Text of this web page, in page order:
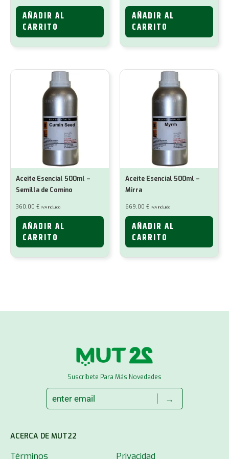
AÑADIR AL
CARRITO
AÑADIR AL
CARRITO
Aceite Esencial 500ml –
Semilla de Comino
360,00 € IVA incluido
AÑADIR AL
CARRITO
Aceite Esencial 500ml –
Mirra
669,00 € IVA incluido
AÑADIR AL
CARRITO
Suscríbete Para Más Novedades
→
ACERCA DE MUT22
Términos Privacidad